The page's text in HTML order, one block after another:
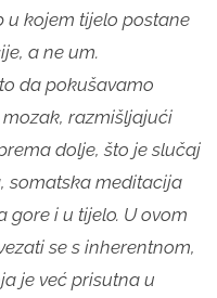
u kojem tijelo postane
a ne um.
da pokušavamo
razmišljajući
dolje, što je slučaj
somatska meditacija
gore i u tijelo. U ovom
se s inherentnom,
je već prisutna u